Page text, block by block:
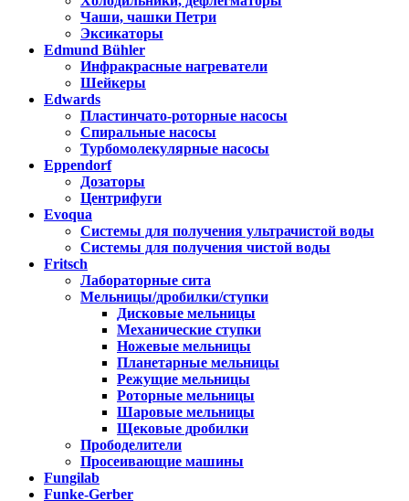
Чаши, чашки Петри
Эксикаторы
Edmund Bühler
Инфракрасные нагреватели
Шейкеры
Edwards
Пластинчато-роторные насосы
Спиральные насосы
Турбомолекулярные насосы
Eppendorf
Дозаторы
Центрифуги
Evoqua
Системы для получения ультрачистой воды
Системы для получения чистой воды
Fritsch
Лабораторные сита
Мельницы/дробилки/ступки
Дисковые мельницы
Механические ступки
Ножевые мельницы
Планетарные мельницы
Режущие мельницы
Роторные мельницы
Шаровые мельницы
Щековые дробилки
Прободелители
Просеивающие машины
Fungilab
Funke-Gerber